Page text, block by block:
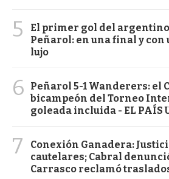
5
El primer gol del
Peñarol: en una final y
lujo
6
Peñarol 5-1 Wanderers: el
bicampeón del Torneo
goleada incluida - EL PAÍS
7
Conexión Ganadera:
cautelares; Cabral
Carrasco reclamó